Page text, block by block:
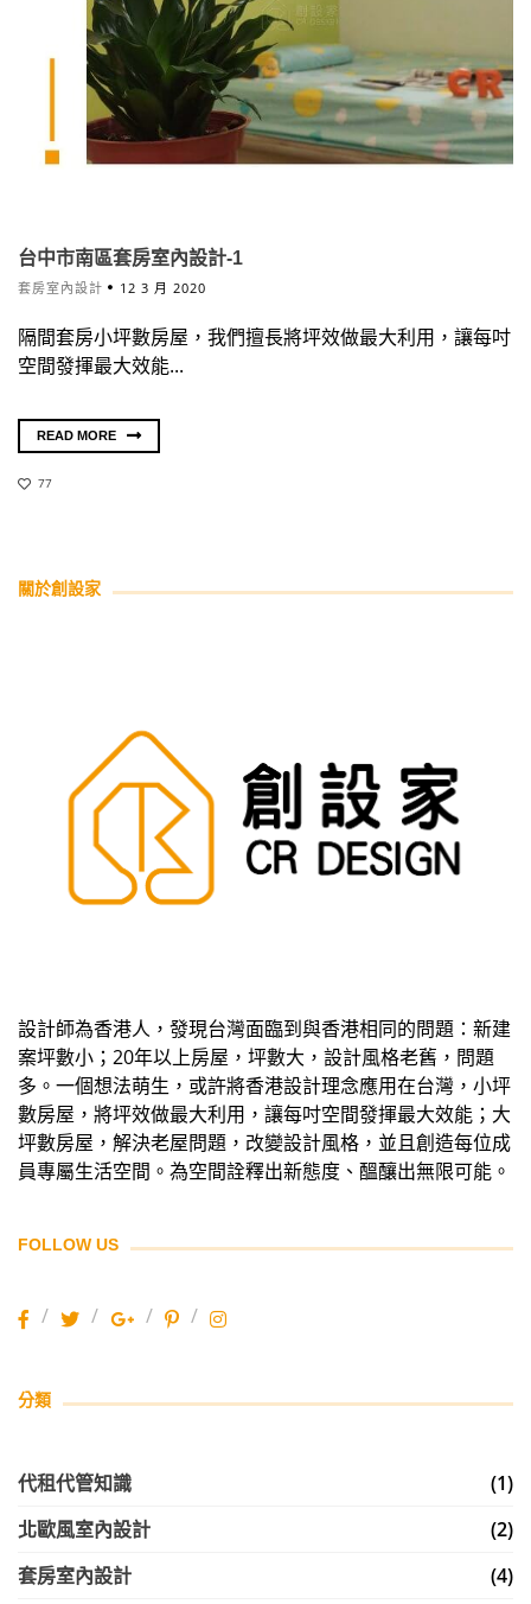
台中市南區套房室內設計-1
套房室內設計 12 3 月 2020
隔間套房小坪數房屋，我們擅長將坪效做最大利用，讓每吋
空間發揮最大效能...
READ MORE
77
關於創設家
設計師為香港人，發現台灣面臨到與香港相同的問題：新建
案坪數小；20年以上房屋，坪數大，設計風格老舊，問題
多。一個想法萌生，或許將香港設計理念應用在台灣，小坪
數房屋，將坪效做最大利用，讓每吋空間發揮最大效能；大
坪數房屋，解決老屋問題，改變設計風格，並且創造每位成
員專屬生活空間。為空間詮釋出新態度、醞釀出無限可能。
FOLLOW US
分類
代租代管知識
(1)
北歐風室內設計
(2)
套房室內設計
(4)